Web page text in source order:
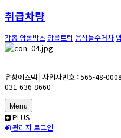
취급차량
각종 암롤박스 암롤트럭 음식물수거차
유창에스텍 | 사업자번호 : 565-48-
031-636-8660
Menu
PLUS
관리자 로그인